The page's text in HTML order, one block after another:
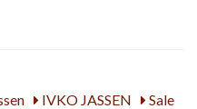
IVKO JASSEN
Sale